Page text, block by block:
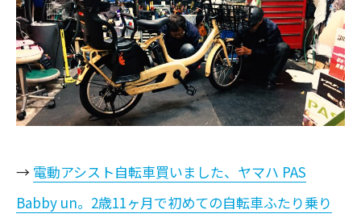
→ 電動アシスト自転車買いました、ヤマハ PAS
Babby un。2歳11ヶ月で初めての自転車ふたり乗り